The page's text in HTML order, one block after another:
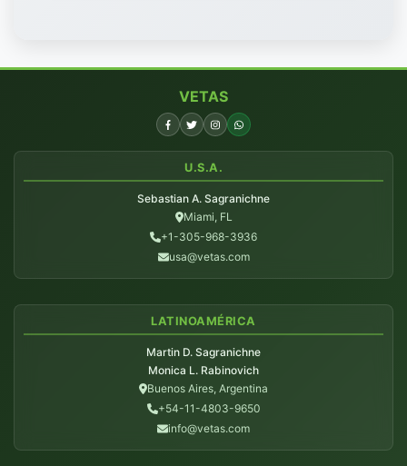
VETAS
U.S.A.
Sebastian A. Sagranichne
Miami, FL
+1-305-968-3936
usa@vetas.com
LATINOAMÉRICA
Martin D. Sagranichne
Monica L. Rabinovich
Buenos Aires, Argentina
+54-11-4803-9650
info@vetas.com